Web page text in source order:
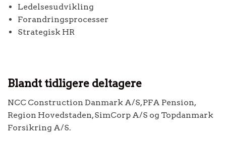
Ledelsesudvikling
Forandringsprocesser
Strategisk HR
Blandt tidligere deltagere
NCC Construction Danmark A/S, PFA Pension,
Region Hovedstaden, SimCorp A/S og Topdanmark
Forsikring A/S.